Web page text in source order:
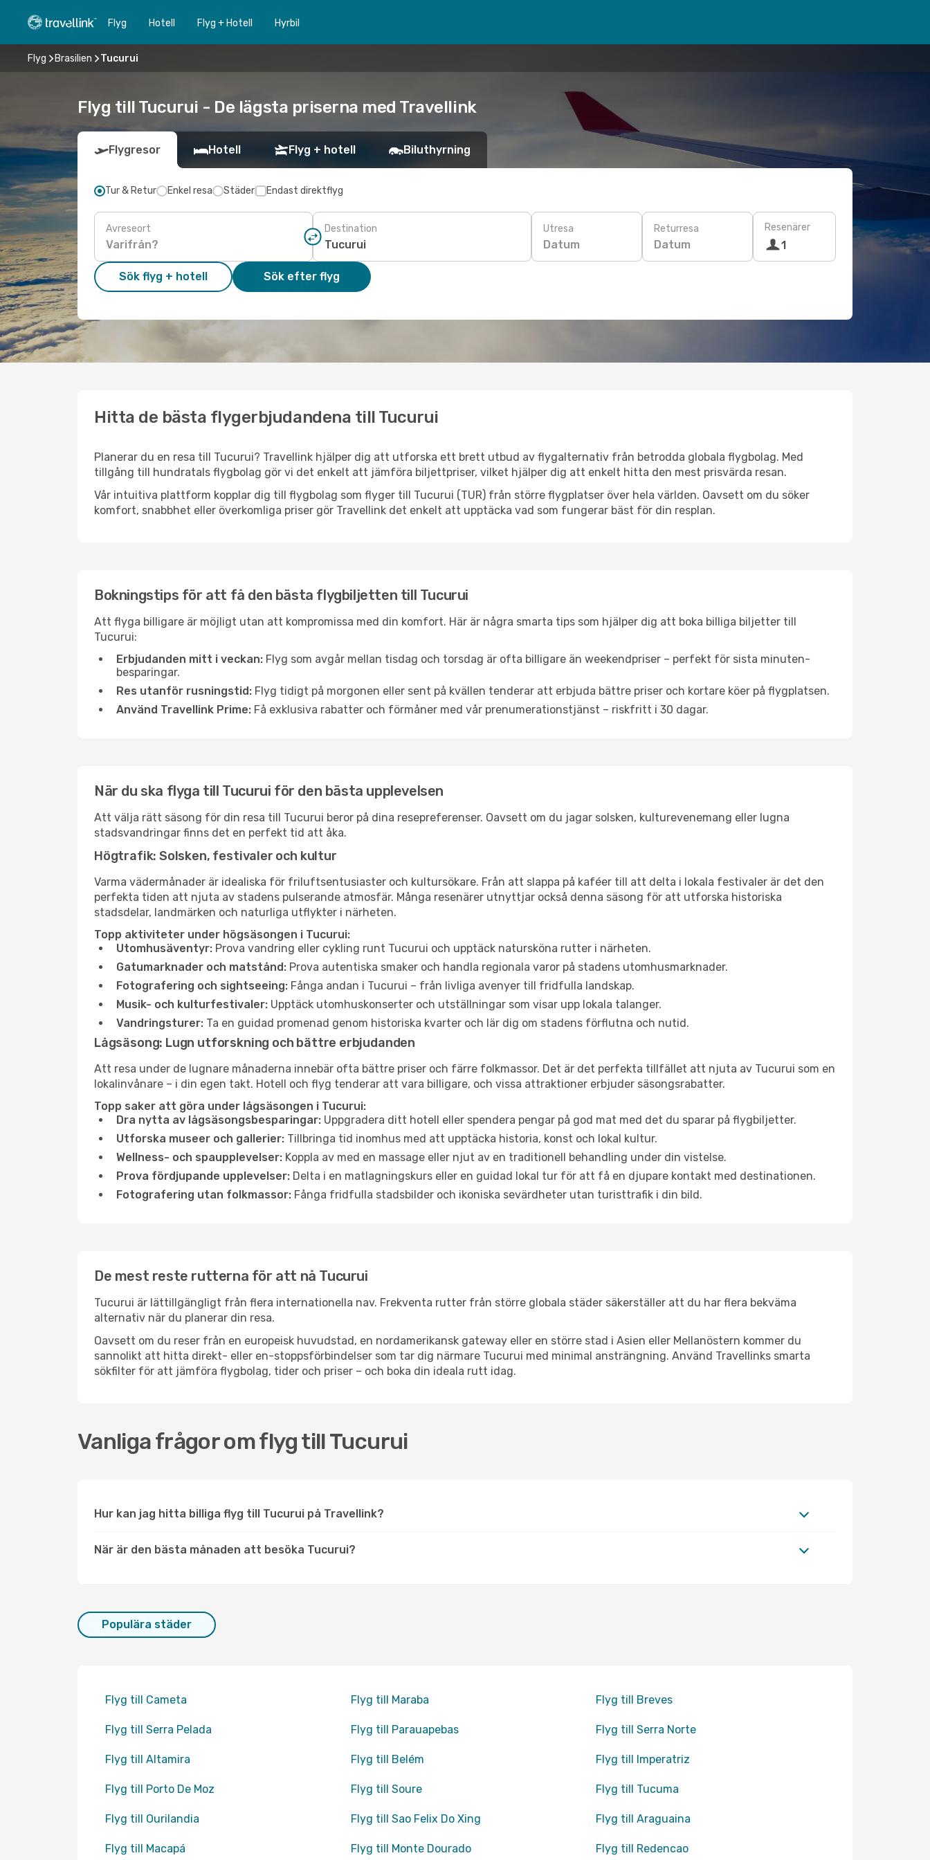
Flyg Hotell Flyg + Hotell Hyrbil
Flyg Brasilien Tucurui
Flyg till Tucurui - De lägsta priserna med Travellink
Flygresor Hotell Flyg + hotell Biluthyrning
Tur & Retur Enkel resa Städer Endast direktflyg
Avreseort Destination Utresa
Datum
Returresa
Datum
Resenärer
1
Sök flyg + hotell Sök efter flyg
Hitta de bästa flygerbjudandena till Tucurui
Planerar du en resa till Tucurui? Travellink hjälper dig att utforska ett brett utbud av flygalternativ från betrodda globala flygbolag. Med
tillgång till hundratals flygbolag gör vi det enkelt att jämföra biljettpriser, vilket hjälper dig att enkelt hitta den mest prisvärda resan.
Vår intuitiva plattform kopplar dig till flygbolag som flyger till Tucurui (TUR) från större flygplatser över hela världen. Oavsett om du söker
komfort, snabbhet eller överkomliga priser gör Travellink det enkelt att upptäcka vad som fungerar bäst för din resplan.
Bokningstips för att få den bästa flygbiljetten till Tucurui
Att flyga billigare är möjligt utan att kompromissa med din komfort. Här är några smarta tips som hjälper dig att boka billiga biljetter till
Tucurui:
Erbjudanden mitt i veckan: Flyg som avgår mellan tisdag och torsdag är ofta billigare än weekendpriser – perfekt för sista minuten-
besparingar.
Res utanför rusningstid: Flyg tidigt på morgonen eller sent på kvällen tenderar att erbjuda bättre priser och kortare köer på flygplatsen.
Använd Travellink Prime: Få exklusiva rabatter och förmåner med vår prenumerationstjänst – riskfritt i 30 dagar.
När du ska flyga till Tucurui för den bästa upplevelsen
Att välja rätt säsong för din resa till Tucurui beror på dina resepreferenser. Oavsett om du jagar solsken, kulturevenemang eller lugna
stadsvandringar finns det en perfekt tid att åka.
Högtrafik: Solsken, festivaler och kultur
Varma vädermånader är idealiska för friluftsentusiaster och kultursökare. Från att slappa på kaféer till att delta i lokala festivaler är det den
perfekta tiden att njuta av stadens pulserande atmosfär. Många resenärer utnyttjar också denna säsong för att utforska historiska
stadsdelar, landmärken och naturliga utflykter i närheten.
Topp aktiviteter under högsäsongen i Tucurui:
Utomhusäventyr: Prova vandring eller cykling runt Tucurui och upptäck natursköna rutter i närheten.
Gatumarknader och matstånd: Prova autentiska smaker och handla regionala varor på stadens utomhusmarknader.
Fotografering och sightseeing: Fånga andan i Tucurui – från livliga avenyer till fridfulla landskap.
Musik- och kulturfestivaler: Upptäck utomhuskonserter och utställningar som visar upp lokala talanger.
Vandringsturer: Ta en guidad promenad genom historiska kvarter och lär dig om stadens förflutna och nutid.
Lågsäsong: Lugn utforskning och bättre erbjudanden
Att resa under de lugnare månaderna innebär ofta bättre priser och färre folkmassor. Det är det perfekta tillfället att njuta av Tucurui som en
lokalinvånare – i din egen takt. Hotell och flyg tenderar att vara billigare, och vissa attraktioner erbjuder säsongsrabatter.
Topp saker att göra under lågsäsongen i Tucurui:
Dra nytta av lågsäsongsbesparingar: Uppgradera ditt hotell eller spendera pengar på god mat med det du sparar på flygbiljetter.
Utforska museer och gallerier: Tillbringa tid inomhus med att upptäcka historia, konst och lokal kultur.
Wellness- och spaupplevelser: Koppla av med en massage eller njut av en traditionell behandling under din vistelse.
Prova fördjupande upplevelser: Delta i en matlagningskurs eller en guidad lokal tur för att få en djupare kontakt med destinationen.
Fotografering utan folkmassor: Fånga fridfulla stadsbilder och ikoniska sevärdheter utan turisttrafik i din bild.
De mest reste rutterna för att nå Tucurui
Tucurui är lättillgängligt från flera internationella nav. Frekventa rutter från större globala städer säkerställer att du har flera bekväma
alternativ när du planerar din resa.
Oavsett om du reser från en europeisk huvudstad, en nordamerikansk gateway eller en större stad i Asien eller Mellanöstern kommer du
sannolikt att hitta direkt- eller en-stoppsförbindelser som tar dig närmare Tucurui med minimal ansträngning. Använd Travellinks smarta
sökfilter för att jämföra flygbolag, tider och priser – och boka din ideala rutt idag.
Vanliga frågor om flyg till Tucurui
Hur kan jag hitta billiga flyg till Tucurui på Travellink?
När är den bästa månaden att besöka Tucurui?
Populära städer
Flyg till Cameta Flyg till Maraba Flyg till Breves
Flyg till Serra Pelada Flyg till Parauapebas Flyg till Serra Norte
Flyg till Altamira Flyg till Belém Flyg till Imperatriz
Flyg till Porto De Moz Flyg till Soure Flyg till Tucuma
Flyg till Ourilandia Flyg till Sao Felix Do Xing Flyg till Araguaina
Flyg till Macapá Flyg till Monte Dourado Flyg till Redencao